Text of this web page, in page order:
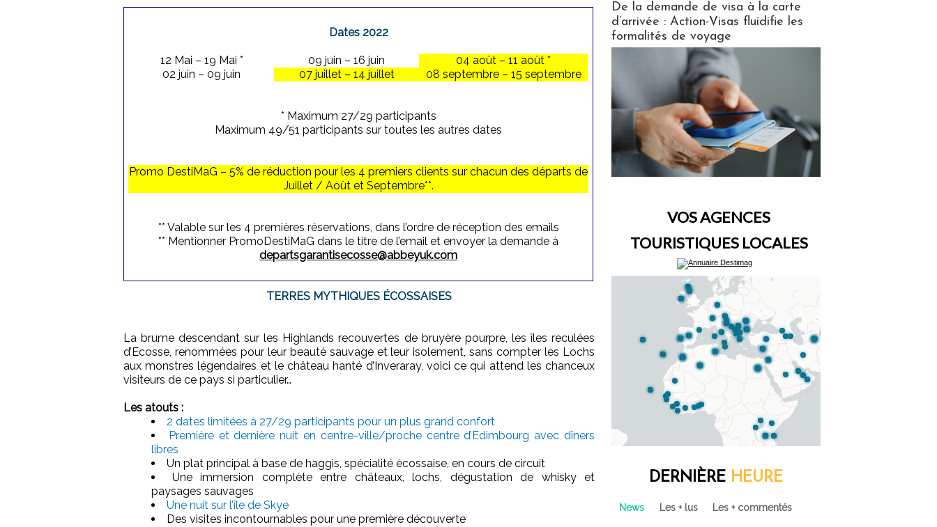
Dates 2022
12 Mai – 19 Mai * 09 juin – 16 juin
04 août – 11 août *
02 juin – 09 juin
07 juillet – 14 juillet 08 septembre – 15 septembre
* Maximum 27/29 participants
Maximum 49/51 participants sur toutes les autres dates
Promo DestiMaG – 5% de réduction pour les 4 premiers clients sur chacun des départs de
Juillet / Août et Septembre**.
** Valable sur les 4 premières réservations, dans l’ordre de réception des emails
** Mentionner PromoDestiMaG dans le titre de l’email et envoyer la demande à
departsgarantisecosse@abbeyuk.com
TERRES MYTHIQUES ÉCOSSAISES
La brume descendant sur les Highlands recouvertes de bruyère pourpre, les îles reculées
d’Ecosse, renommées pour leur beauté sauvage et leur isolement, sans compter les Lochs
aux monstres légendaires et le château hanté d’Inveraray, voici ce qui attend les chanceux
visiteurs de ce pays si particulier…
Les atouts :
2 dates limitées à 27/29 participants pour un plus grand confort
Première et dernière nuit en centre-ville/proche centre d’Edimbourg avec dîners
libres
Un plat principal à base de haggis, spécialité écossaise, en cours de circuit
Une immersion complète entre châteaux, lochs, dégustation de whisky et
paysages sauvages
Une nuit sur l’île de Skye
Des visites incontournables pour une première découverte
De la demande de visa à la carte
d’arrivée : Action-Visas fluidifie les
formalités de voyage
VOS AGENCES
TOURISTIQUES LOCALES
DERNIÈRE HEURE
News Les + lus Les + commentés